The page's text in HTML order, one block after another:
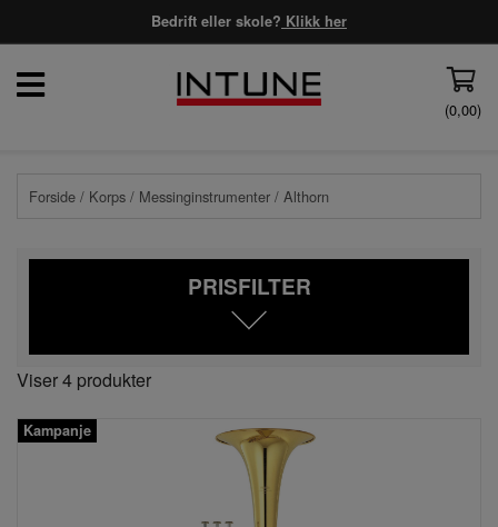
Bedrift eller skole? Klikk her
(0,00)
Forside / Korps / Messinginstrumenter / Althorn
PRISFILTER
Viser 4 produkter
Kampanje